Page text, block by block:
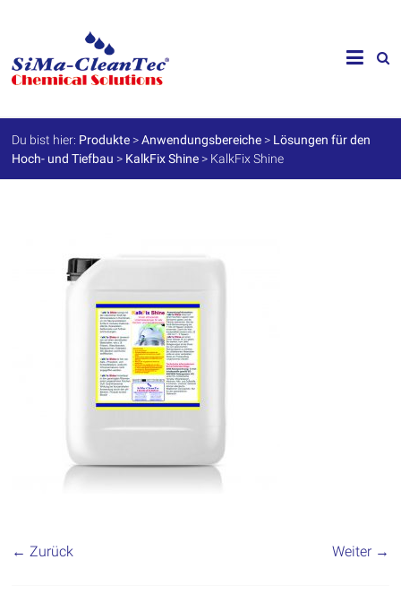
SiMa-
Cleantec
GmbH
Spezialprodukte
für
Du bist hier: Produkte >Anwendungsbereiche > Lösungen für den
Hoch- und Tiefbau > KalkFix Shine > KalkFix Shine
← Zurück Weiter →